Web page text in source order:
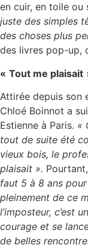
en cuir, en toile ou
juste des simples
des choses plus
des livres pop-up,
« Tout me plaisait
Attirée depuis son
Chloé Boinnot a
Estienne à Paris. «
tout de suite été
vieux bois, le
plaisait ».
faut 5 à 8 ans
pleinement de ce
l’imposteur, c’est
courage et se
de belles